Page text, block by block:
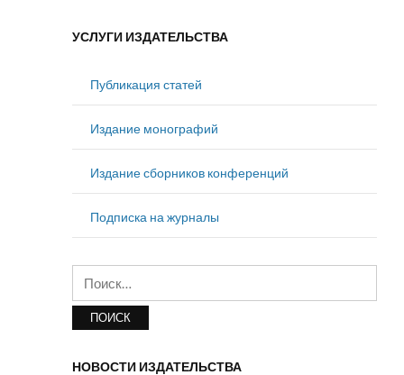
УСЛУГИ ИЗДАТЕЛЬСТВА
Публикация статей
Издание монографий
Издание сборников конференций
Подписка на журналы
НОВОСТИ ИЗДАТЕЛЬСТВА